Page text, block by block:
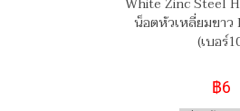
White Zinc Steel
น็อตหัวเหลี่ยมขาว
(เบอร์
฿6